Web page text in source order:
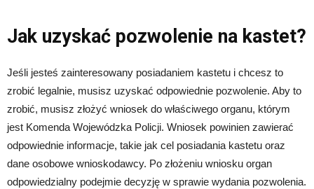
Jak uzyskać pozwolenie na kastet?
Jeśli jesteś zainteresowany posiadaniem kastetu i chcesz to
zrobić legalnie, musisz uzyskać odpowiednie pozwolenie. Aby to
zrobić, musisz złożyć wniosek do właściwego organu, którym
jest Komenda Wojewódzka Policji. Wniosek powinien zawierać
odpowiednie informacje, takie jak cel posiadania kastetu oraz
dane osobowe wnioskodawcy. Po złożeniu wniosku organ
odpowiedzialny podejmie decyzję w sprawie wydania pozwolenia.